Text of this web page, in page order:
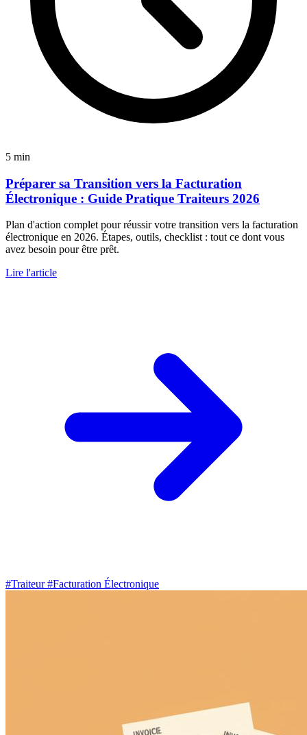
5 min
Préparer sa Transition vers la Facturation
Électronique : Guide Pratique Traiteurs 2026
Plan d'action complet pour réussir votre transition vers la facturation
électronique en 2026. Étapes, outils, checklist : tout ce dont vous
avez besoin pour être prêt.
Lire l'article
#Traiteur#Facturation Électronique